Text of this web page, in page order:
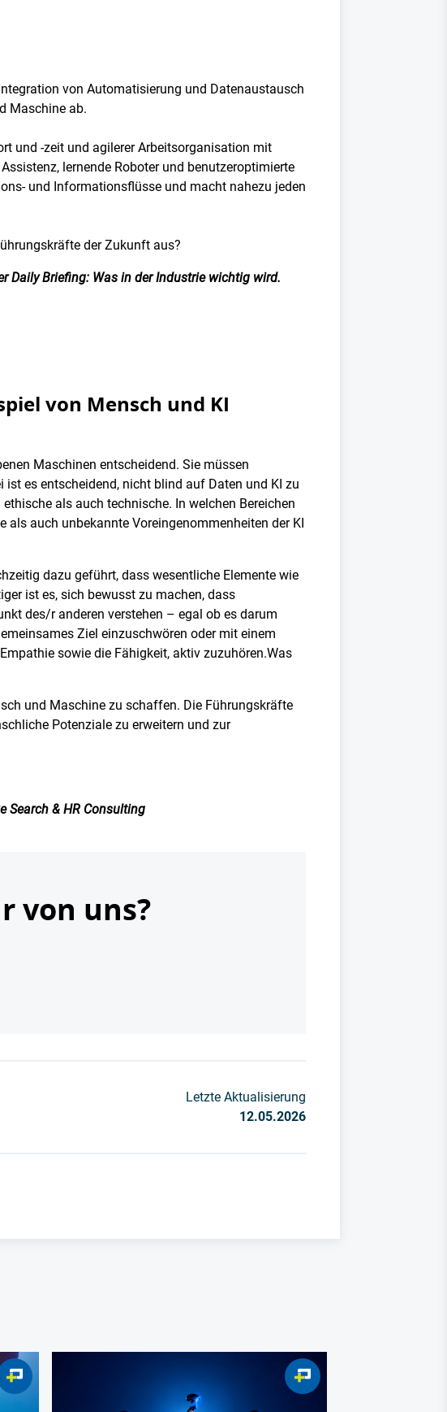
von Automatisierung und Datenaustausch
Maschine ab.
und -zeit und agilerer Arbeitsorganisation mit
lernende Roboter und benutzeroptimierte
und Informationsflüsse und macht nahezu jeden
der Zukunft aus?
Daily Briefing: Was in der Industrie wichtig wird.
von Mensch und KI
Maschinen entscheidend. Sie müssen
es entscheidend, nicht blind auf Daten und KI zu
als auch technische. In welchen Bereichen
auch unbekannte Voreingenommenheiten der KI
dazu geführt, dass wesentliche Elemente wie
ist es, sich bewusst zu machen, dass
des/r anderen verstehen – egal ob es darum
Ziel einzuschwören oder mit einem
sowie die Fähigkeit, aktiv zuzuhören.Was
und Maschine zu schaffen. Die Führungskräfte
Potenziale zu erweitern und zur
Search & HR Consulting
von uns?
Letzte Aktualisierung
12.05.2026